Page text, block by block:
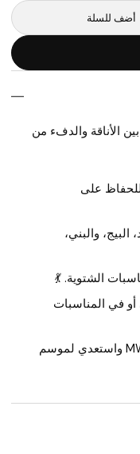
أضف للسلة
الشتوية. 💃